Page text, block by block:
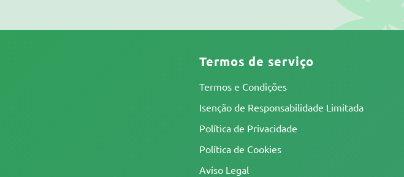
Termos de serviço
Termos e Condições
Isenção de Responsabilidade Limitada
Política de Privacidade
Política de Cookies
Aviso Legal